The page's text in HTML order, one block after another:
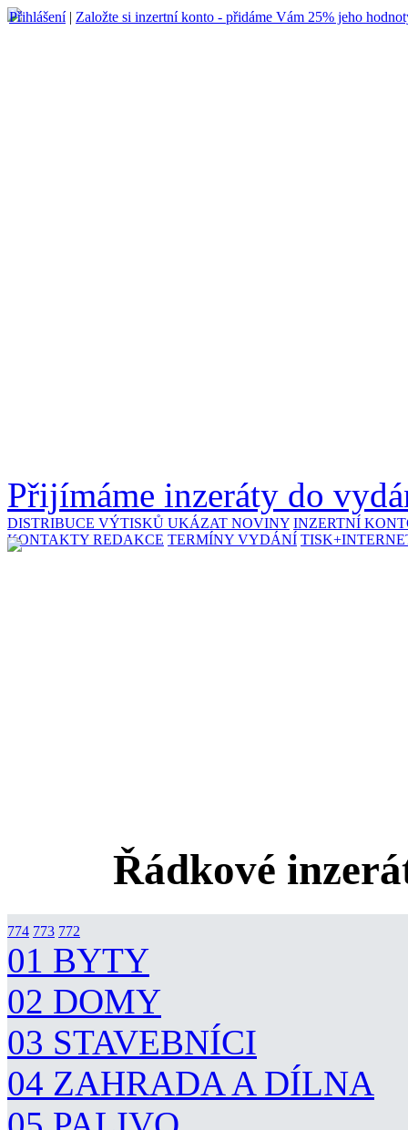
Přihlášení| Založte si inzertní konto - přidáme Vám 25% jeho
Přijímáme inzeráty do
DISTRIBUCE VÝTISKŮ UKÁZAT NOVINY INZERTNÍ
KONTAKTY REDAKCE TERMÍNY VYDÁNÍ
Řádkové
774 773 772
01 BYTY
02 DOMY
03 STAVEBNÍCI
04 ZAHRADA A DÍLNA